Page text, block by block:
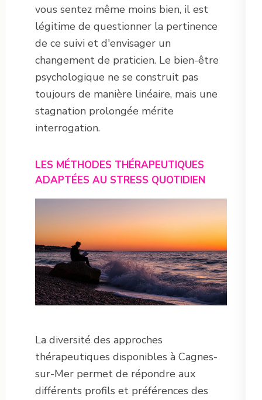
vous sentez même moins bien, il est
légitime de questionner la pertinence
de ce suivi et d'envisager un
changement de praticien. Le bien-être
psychologique ne se construit pas
toujours de manière linéaire, mais une
stagnation prolongée mérite
interrogation.
LES MÉTHODES THÉRAPEUTIQUES
ADAPTÉES AU STRESS QUOTIDIEN
La diversité des approches
thérapeutiques disponibles à Cagnes-
sur-Mer permet de répondre aux
différents profils et préférences des